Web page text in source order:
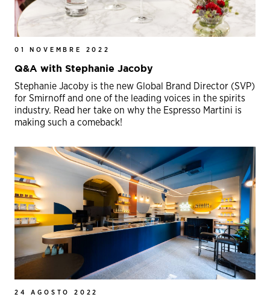
01 NOVEMBRE 2022
Q&A with Stephanie Jacoby
Stephanie Jacoby is the new Global Brand Director (SVP)
for Smirnoff and one of the leading voices in the spirits
industry. Read her take on why the Espresso Martini is
making such a comeback!
24 AGOSTO 2022